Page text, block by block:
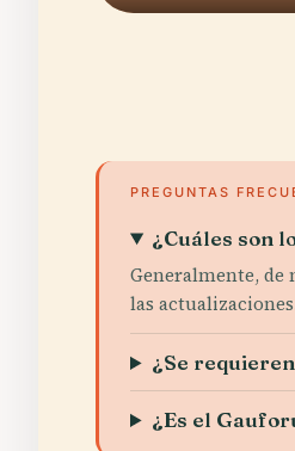
PREGUNTAS
¿Cuáles son
Generalmente, de
las
¿Se
¿Es el